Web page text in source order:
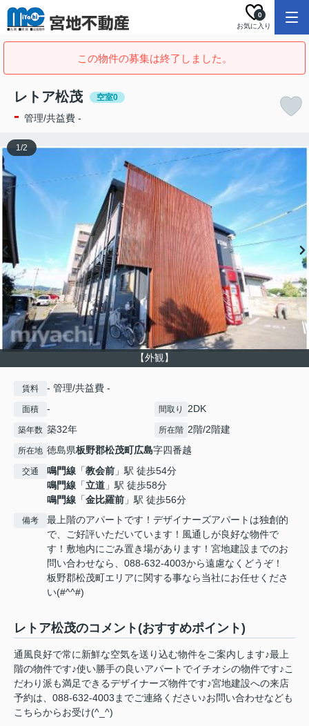
お気に入り
0
この物件の募集は終了しました。
レトア松茂 空室0
- 管理/共益費 -
【外観】
1/2
賃料 - 管理/共益費 -
面積 - 間取り 2DK
築年数 築32年 所在階 2階/2階建
所在地 徳島県板野郡松茂町広島字四番越
交通 鳴門線 「教会前 」駅 徒歩54分
鳴門線 「立道 」駅 徒歩58分
鳴門線 「金比羅前 」駅 徒歩56分
備考
最上階のアパートです！デザイナーズアパートは独創的
で、ご好評いただいています！風通しが良好な物件で
す！敷地内にごみ置き場があります！宮地建設までのお
問い合わせなら、088-632-4003から遠慮なくどうぞ！
板野郡松茂町エリアに関する事なら当社にお任せくださ
い(#^^#)
レトア松茂のコメント(おすすめポイント)
通風良好で常に新鮮な空気を送り込む物件をご案内します♪最上
階の物件です♪使い勝手の良いアパートでイチオシの物件です♪こ
だわり派も満足できるデザイナーズ物件です♪宮地建設への来店
予約は、088-632-4003までご連絡ください♪お問い合わせなども
こちらからお受け(^_^)